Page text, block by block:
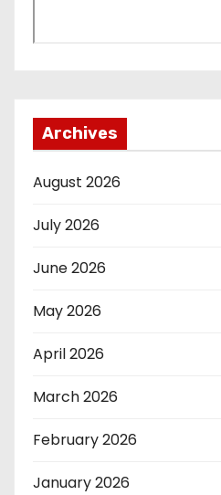
Archives
August 2026
July 2026
June 2026
May 2026
April 2026
March 2026
February 2026
January 2026